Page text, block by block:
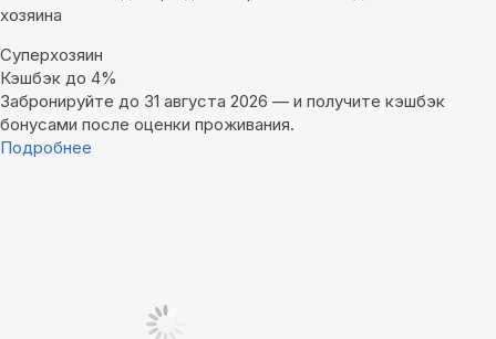
хозяина
Суперхозяин
Кэшбэк до 4%
Забронируйте до 31 августа 2026 — и получите кэшбэк
бонусами после оценки проживания.
Подробнее